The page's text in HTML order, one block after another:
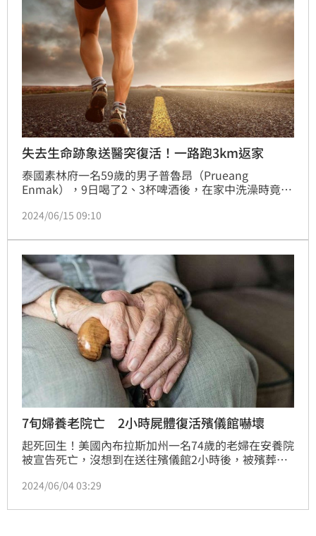
失去生命跡象送醫突復活！一路跑3km返家
泰國素林府一名59歲的男子普魯昂（Prueang
Enmak），9日喝了2、3杯啤酒後，在家中洗澡時竟忽
後，隨即施以CPR搶救後送醫，沒想到普魯昂在救護車
返家。
2024/06/15 09:10
7旬婦養老院亡 2小時屍體復活殯儀館嚇壞
起死回生！美國內布拉斯加州一名74歲的老婦在安養院
被宣告死亡，沒想到在送往殯儀館2小時後，被殯葬人
在送醫後確認老婦的生命跡象還在。對此，警方表示，
2024/06/04 03:29